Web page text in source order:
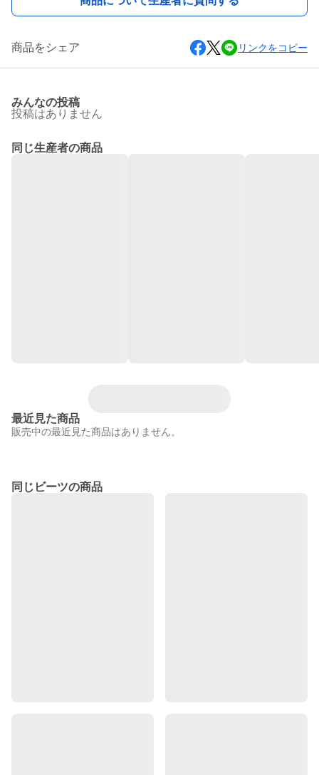
商品をシェア リンクをコピー
みんなの投稿
投稿はありません
同じ生産者の商品
最近見た商品
販売中の最近見た商品はありません。
同じビーツの商品